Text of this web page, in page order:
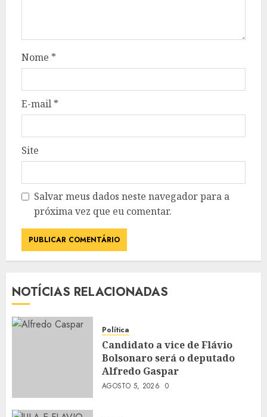
Nome *
E-mail *
Site
Salvar meus dados neste navegador para a
próxima vez que eu comentar.
NOTÍCIAS RELACIONADAS
Política
Candidato a vice de Flávio
Bolsonaro será o deputado
Alfredo Gaspar
AGOSTO 5, 2026 0